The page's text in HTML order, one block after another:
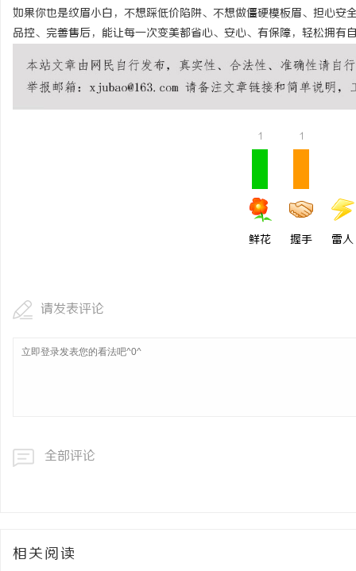
如果你也是纹眉小白，不想踩低价陷阱、不想做僵硬模板眉、担心
品控、完善售后，能让每一次变美都省心、安心、有保障，轻松拥有
1
鲜花
1
握手 雷人
请发表评论
全部评论
相关阅读